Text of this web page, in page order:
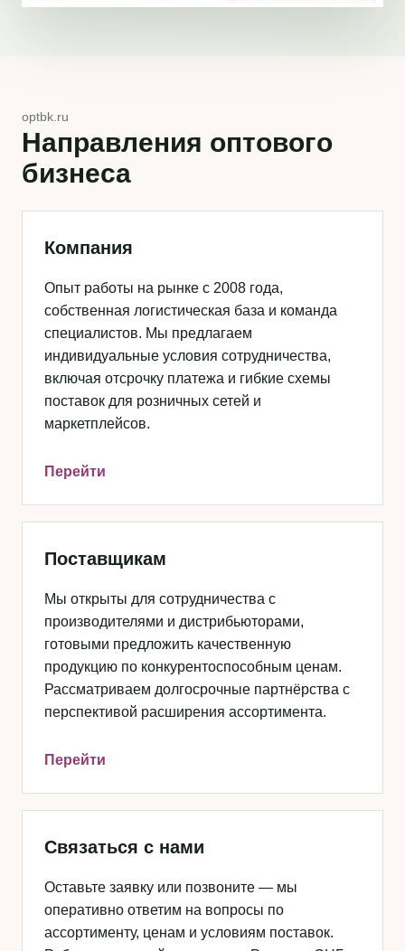
optbk.ru
Направления оптового
бизнеса
Компания
Опыт работы на рынке с 2008 года,
собственная логистическая база и команда
специалистов. Мы предлагаем
индивидуальные условия сотрудничества,
включая отсрочку платежа и гибкие схемы
поставок для розничных сетей и
маркетплейсов.
Перейти
Поставщикам
Мы открыты для сотрудничества с
производителями и дистрибьюторами,
готовыми предложить качественную
продукцию по конкурентоспособным ценам.
Рассматриваем долгосрочные партнёрства с
перспективой расширения ассортимента.
Перейти
Связаться с нами
Оставьте заявку или позвоните — мы
оперативно ответим на вопросы по
ассортименту, ценам и условиям поставок.